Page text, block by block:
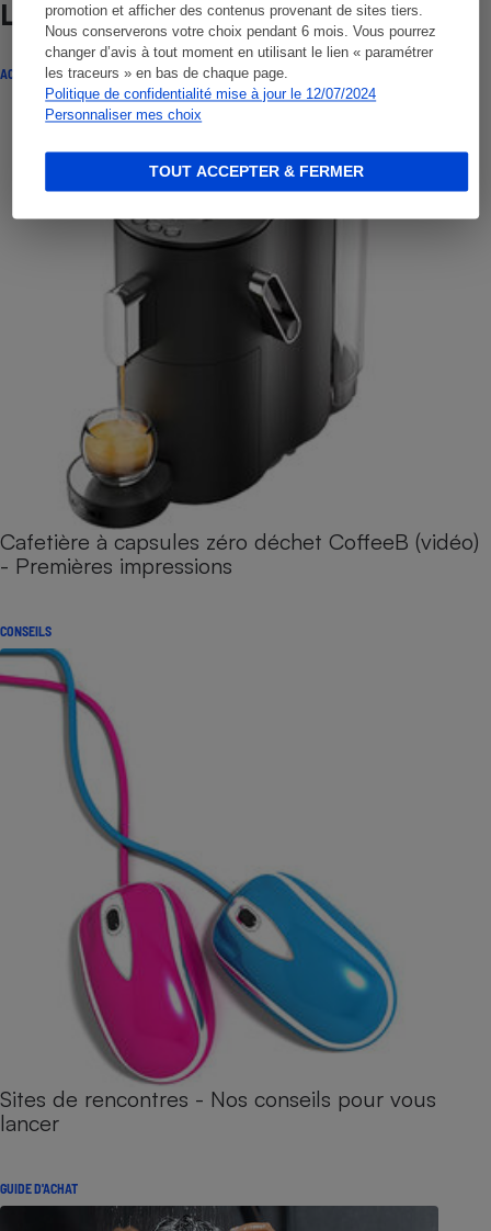
promotion et afficher des contenus provenant de sites tiers.
Nous conserverons votre choix pendant 6 mois. Vous pourrez
changer d’avis à tout moment en utilisant le lien « paramétrer
les traceurs » en bas de chaque page.
Politique de confidentialité mise à jour le 12/07/2024
Personnaliser mes choix
TOUT ACCEPTER & FERMER
Lire aussi
ACTUALITÉ
Cafetière à capsules zéro déchet CoffeeB (vidéo)
- Premières impressions
CONSEILS
Sites de rencontres - Nos conseils pour vous
lancer
GUIDE D'ACHAT